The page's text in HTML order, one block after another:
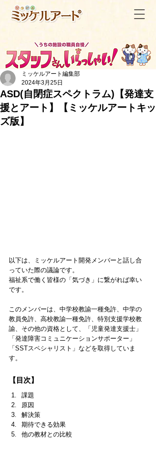
＜記事一覧へ戻る
ASD(自閉症スペクトラム)【発達支
援とアート】【ミッケルアートキッ
ズ版】
ミッケルアート編集部
2024年3月25日
以下は、ミッケルアート開発メンバーと話し合
っていた際の議論です。
福祉系で働く皆様の「気づき」に繋がれば幸い
です。
このメンバーは、中学校教諭一種免許、中学の
教員免許、高校教諭一種免許、特別支援学校教
諭、その他の資格として、「児童発達支援士」
「発達障害コミュニケーションサポーター」
「SSTスペシャリスト」などを取得していま
す。
【目次】
課題
原因
解決策
期待できる効果
他の教材との比較